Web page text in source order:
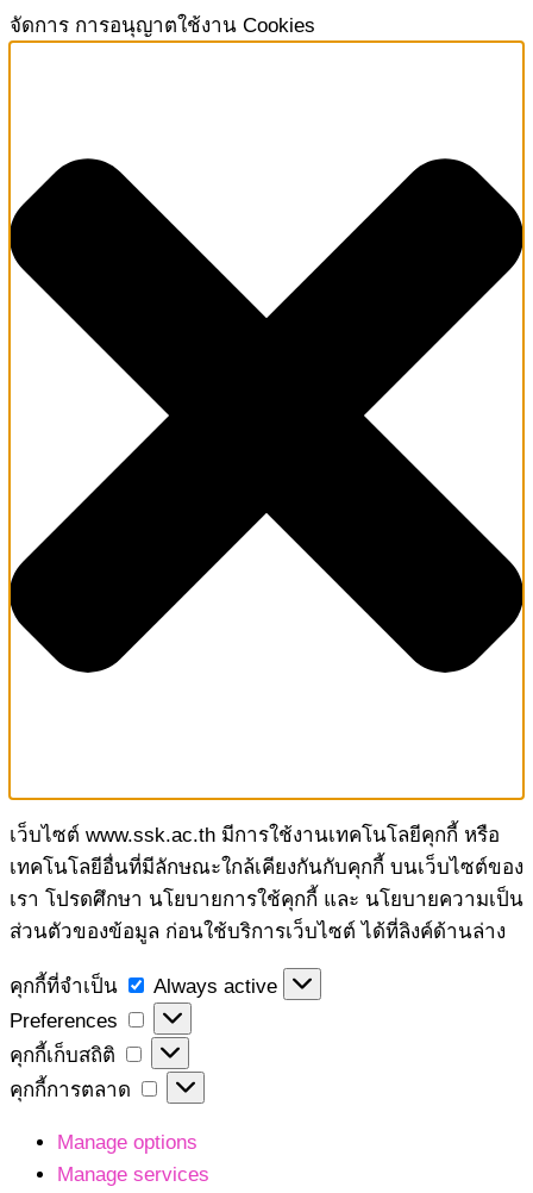
จัดการ การอนุญาตใช้งาน Cookies
เว็บไซต์ www.ssk.ac.th มีการใช้งานเทคโนโลยีคุกกี้ หรือ
เทคโนโลยีอื่นที่มีลักษณะใกล้เคียงกันกับคุกกี้ บนเว็บไซต์ของ
เรา โปรดศึกษา นโยบายการใช้คุกกี้ และ นโยบายความเป็น
ส่วนตัวของข้อมูล ก่อนใช้บริการเว็บไซต์ ได้ที่ลิงค์ด้านล่าง
คุกกี้ที่จำเป็น
คุกกี้
ที่
จำเป็น
Always active
Preferences
Preferences
คุกกี้เก็บสถิติ
คุกกี้
เก็บ
คุกกี้การตลาด
คุกกี้
ตลาด
Manage options
Manage services